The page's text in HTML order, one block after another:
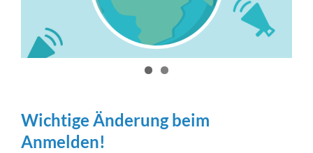
Wichtige Änderung beim
Anmelden!